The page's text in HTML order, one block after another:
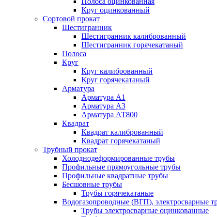
Круг оцинкованный
Сортовой прокат
Шестигранник
Шестигранник калиброванный
Шестигранник горячекатаный
Полоса
Круг
Круг калиброванный
Круг горячекатаный
Арматура
Арматура А1
Арматура А3
Арматура АТ800
Квадрат
Квадрат калиброванный
Квадрат горячекатаный
Трубный прокат
Холоднодеформированные трубы
Профильные прямоугольные трубы
Профильные квадратные трубы
Бесшовные трубы
Трубы горячекатаные
Водогазопроводные (ВГП), электросварные
Трубы электросварные оцинкованные